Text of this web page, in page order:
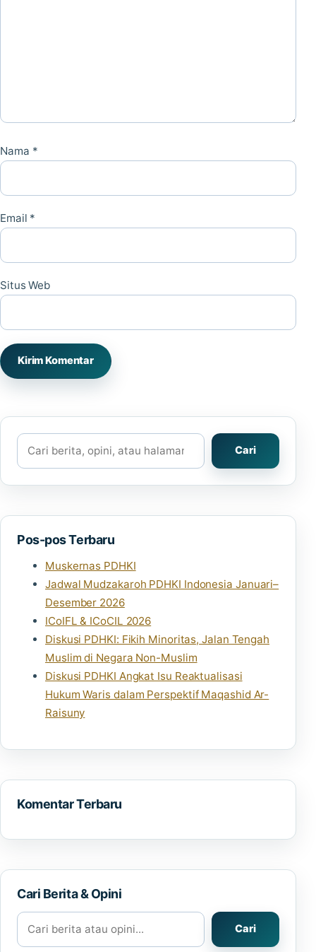
Nama *
Email *
Situs Web
Cari
Cari
Pos-pos Terbaru
Muskernas PDHKI
Jadwal Mudzakaroh PDHKI Indonesia Januari–
Desember 2026
ICoIFL & ICoCIL 2026
Diskusi PDHKI: Fikih Minoritas, Jalan Tengah
Muslim di Negara Non-Muslim
Diskusi PDHKI Angkat Isu Reaktualisasi
Hukum Waris dalam Perspektif Maqashid Ar-
Raisuny
Komentar Terbaru
Cari Berita & Opini
Cari berita atau opini
Cari